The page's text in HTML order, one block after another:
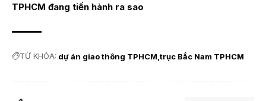
TPHCM đang tiến hành ra sao
TỪ KHÓA: dự án giao thông TPHCM trục Bắc Nam TPHCM